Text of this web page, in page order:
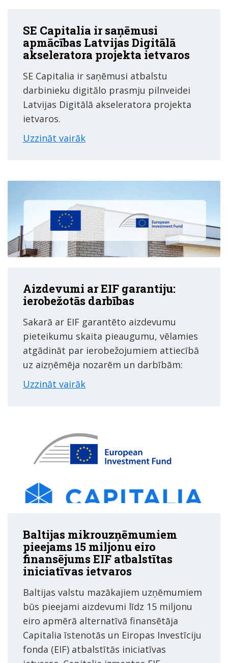
SE Capitalia ir saņēmusi
apmācības Latvijas Digitālā
akseleratora projekta ietvaros
SE Capitalia ir saņēmusi atbalstu
darbinieku digitālo prasmju pilnveidei
Latvijas Digitālā akseleratora projekta
ietvaros.
Uzzināt vairāk
Aizdevumi ar EIF garantiju:
ierobežotās darbības
Sakarā ar EIF garantēto aizdevumu
pieteikumu skaita pieaugumu, vēlamies
atgādināt par ierobežojumiem attiecībā
uz aizņēmēja nozarēm un darbībām:
Uzzināt vairāk
Baltijas mikrouzņēmumiem
pieejams 15 miljonu eiro
finansējums EIF atbalstītas
iniciatīvas ietvaros
Baltijas valstu mazākajiem uzņēmumiem
būs pieejami aizdevumi līdz 15 miljonu
eiro apmērā alternatīvā finansētāja
Capitalia īstenotās un Eiropas Investīciju
fonda (EIF) atbalstītās iniciatīvas